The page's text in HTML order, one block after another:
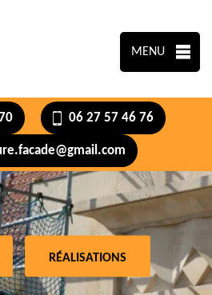
MENU
06 27 57 46 76
RÉALISATIONS